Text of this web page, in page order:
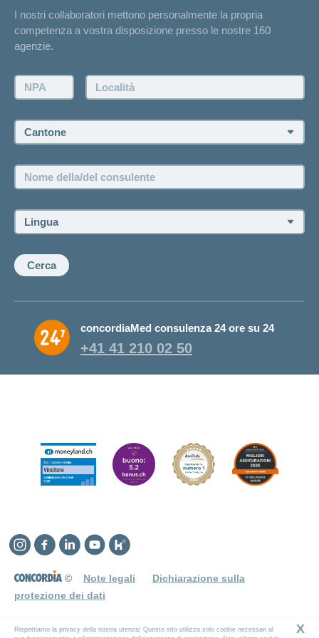
Annuncio d'infortunio
Contatto
Farsi contattare telefonicamente dall'agenzia
Fissare un appuntamento
Offerte di lavoro e carriera
I nostri collaboratori mettono personalmente la propria
competenza a vostra disposizione presso le nostre 160
agenzie.
NPA: Località:
Cantone:
Nome
della/del
Lingua:
Cerca
concordiaMed consulenza 24 ore su 24
+41 41 210 02 50
© Note legali
Dichiarazione sulla
protezione dei dati
Instagram
Facebook
LinkedinYouTube
Kununu
Rispettiamo la privacy della nostra utenza! Questo sito utilizza solo cookie necessari al
X